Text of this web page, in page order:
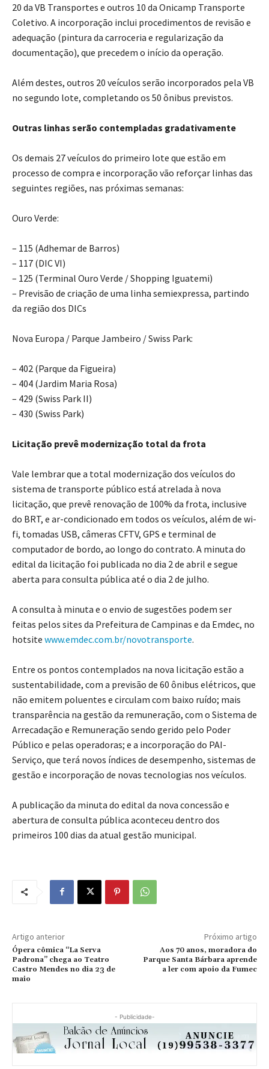
20 da VB Transportes e outros 10 da Onicamp Transporte
Coletivo. A incorporação inclui procedimentos de revisão e
adequação (pintura da carroceria e regularização da
documentação), que precedem o início da operação.
Além destes, outros 20 veículos serão incorporados pela VB
no segundo lote, completando os 50 ônibus previstos.
Outras linhas serão contempladas gradativamente
Os demais 27 veículos do primeiro lote que estão em
processo de compra e incorporação vão reforçar linhas das
seguintes regiões, nas próximas semanas:
Ouro Verde:
– 115 (Adhemar de Barros)
– 117 (DIC VI)
– 125 (Terminal Ouro Verde / Shopping Iguatemi)
– Previsão de criação de uma linha semiexpressa, partindo
da região dos DICs
Nova Europa / Parque Jambeiro / Swiss Park:
– 402 (Parque da Figueira)
– 404 (Jardim Maria Rosa)
– 429 (Swiss Park II)
– 430 (Swiss Park)
Licitação prevê modernização total da frota
Vale lembrar que a total modernização dos veículos do
sistema de transporte público está atrelada à nova
licitação, que prevê renovação de 100% da frota, inclusive
do BRT, e ar-condicionado em todos os veículos, além de wi-
fi, tomadas USB, câmeras CFTV, GPS e terminal de
computador de bordo, ao longo do contrato. A minuta do
edital da licitação foi publicada no dia 2 de abril e segue
aberta para consulta pública até o dia 2 de julho.
A consulta à minuta e o envio de sugestões podem ser
feitas pelos sites da Prefeitura de Campinas e da Emdec, no
hotsite www.emdec.com.br/novotransporte.
Entre os pontos contemplados na nova licitação estão a
sustentabilidade, com a previsão de 60 ônibus elétricos, que
não emitem poluentes e circulam com baixo ruído; mais
transparência na gestão da remuneração, com o Sistema de
Arrecadação e Remuneração sendo gerido pelo Poder
Público e pelas operadoras; e a incorporação do PAI-
Serviço, que terá novos índices de desempenho, sistemas de
gestão e incorporação de novas tecnologias nos veículos.
A publicação da minuta do edital da nova concessão e
abertura de consulta pública aconteceu dentro dos
primeiros 100 dias da atual gestão municipal.
Artigo anterior
Ópera cômica “La Serva
Padrona” chega ao Teatro
Castro Mendes no dia 23 de
maio
Próximo artigo
Aos 70 anos, moradora do
Parque Santa Bárbara aprende
a ler com apoio da Fumec
- Publicidade-